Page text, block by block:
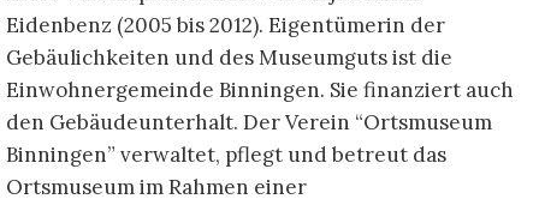
Eidenbenz (2005 bis 2012). Eigentümerin der
Gebäulichkeiten und des Museumguts ist die
Einwohnergemeinde Binningen. Sie finanziert auch
den Gebäudeunterhalt. Der Verein “Ortsmuseum
Binningen” verwaltet, pflegt und betreut das
Ortsmuseum im Rahmen einer